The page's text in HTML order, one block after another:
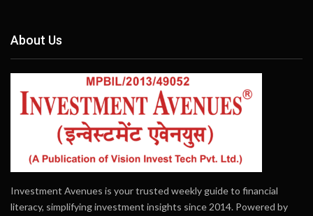
About Us
Investment Avenues is your trusted weekly guide to financial
literacy, simplifying investment insights since 2014. Powered by